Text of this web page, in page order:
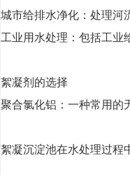
城市给排水净化：处理河
工业用水处理：包括工业
絮凝剂的选择
聚合氯化铝：一种常用的
絮凝沉淀池在水处理过程